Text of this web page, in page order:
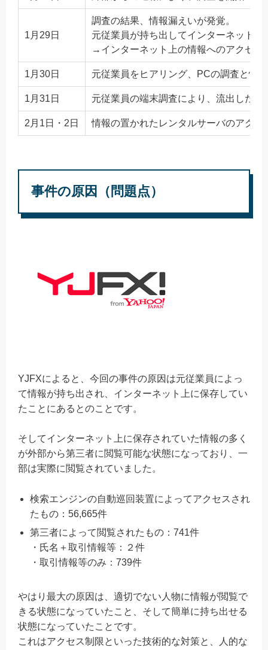
1月29日
調査の結果、情報漏えいが発覚。
元従業員が持ち出してインターネット
→インターネット上の情報へのアクセス
1月30日 元従業員をヒアリング、PCの調査と情
1月31日 元従業員の端末調査により、流出した情
2月1日・2日 情報の置かれたレンタルサーバのアク
事件の原因（問題点）
YJFXによると、今回の事件の原因は元従業員によっ
て情報が持ち出され、インターネット上に保存してい
たことにあるとのことです。
そしてインターネット上に保存されていた情報の多く
が外部から第三者に閲覧可能な状態になっており、一
部は実際に閲覧されていました。
検索エンジンの自動巡回装置によってアクセスされ
たもの：56,665件
第三者によって閲覧されたもの：741件
・氏名＋取引情報等：２件
・取引情報等のみ：739件
やはり最大の原因は、適切でない人物に情報が閲覧で
きる状態になっていたこと、そして簡単に持ち出せる
状態になっていたことです。
これはアクセス制限といった技術的な対策と、人的な